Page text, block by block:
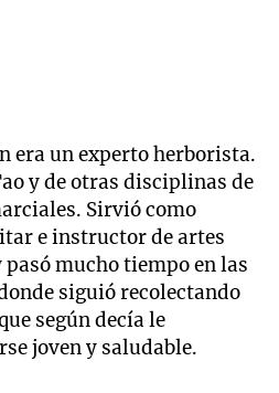
era un experto herborista.
y de otras disciplinas de
Sirvió como
e instructor de artes
mucho tiempo en las
siguió recolectando
según decía le
joven y saludable.